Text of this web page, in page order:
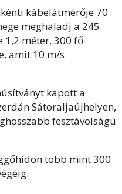
kábelátmérője 70
meghaladj a 245
1,2 méter, 300 fő
amit 10 m/s
kapott a
Sátoraljaújhelyen,
fesztávolságú
több mint 300